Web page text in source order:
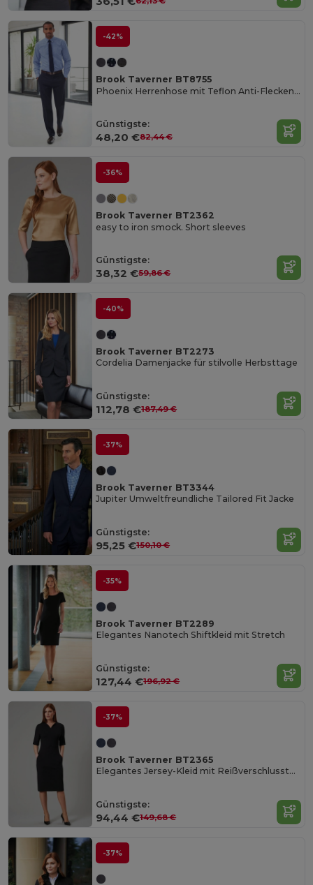
-42%
Brook Taverner BT8755
Phoenix Herrenhose mit Teflon Anti-Flecken Finish
Günstigste:
48,20 €82,44 €
-36%
Brook Taverner BT2362
easy to iron smock. Short sleeves
Günstigste:
38,32 €59,86 €
-40%
Brook Taverner BT2273
Cordelia Damenjacke für stilvolle Herbsttage
Günstigste:
112,78 €187,49 €
-37%
Brook Taverner BT3344
Jupiter Umweltfreundliche Tailored Fit Jacke
Günstigste:
95,25 €150,10 €
-35%
Brook Taverner BT2289
Elegantes Nanotech Shiftkleid mit Stretch
Günstigste:
127,44 €196,92 €
-37%
Brook Taverner BT2365
Elegantes Jersey-Kleid mit Reißverschlusstaschen
Günstigste:
94,44 €149,68 €
-37%